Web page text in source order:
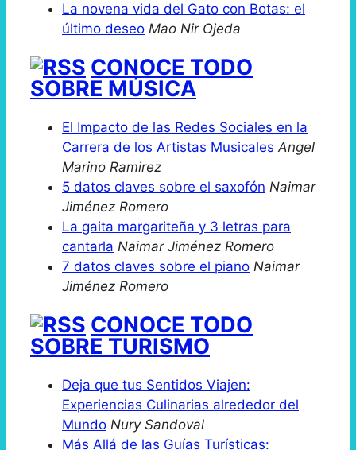
La novena vida del Gato con Botas: el
último deseo Mao Nir Ojeda
CONOCE TODO
SOBRE MÚSICA
El Impacto de las Redes Sociales en la
Carrera de los Artistas Musicales Angel
Marino Ramirez
5 datos claves sobre el saxofón Naimar
Jiménez Romero
La gaita margariteña y 3 letras para
cantarla Naimar Jiménez Romero
7 datos claves sobre el piano Naimar
Jiménez Romero
CONOCE TODO
SOBRE TURISMO
Deja que tus Sentidos Viajen:
Experiencias Culinarias alrededor del
Mundo Nury Sandoval
Más Allá de las Guías Turísticas: